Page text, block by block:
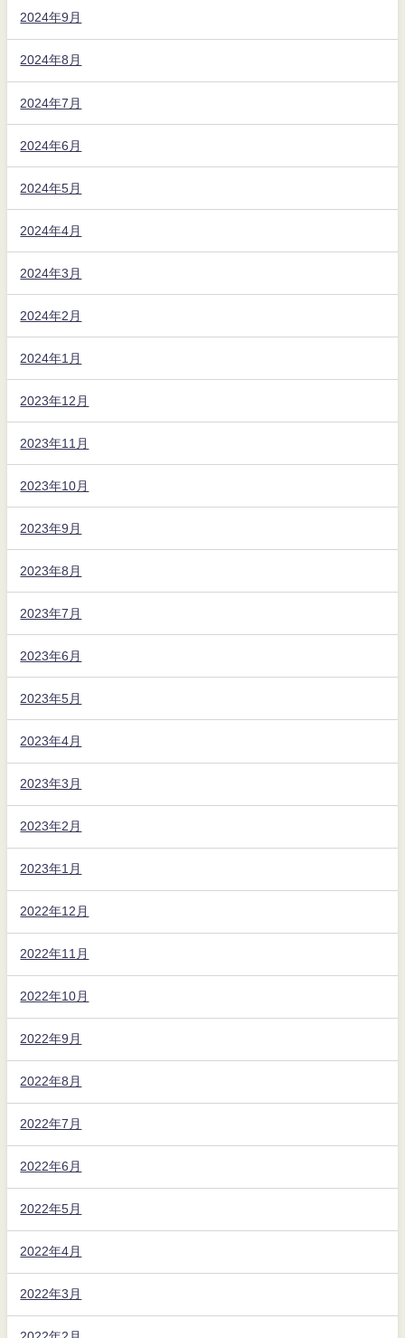
2024年9月
2024年8月
2024年7月
2024年6月
2024年5月
2024年4月
2024年3月
2024年2月
2024年1月
2023年12月
2023年11月
2023年10月
2023年9月
2023年8月
2023年7月
2023年6月
2023年5月
2023年4月
2023年3月
2023年2月
2023年1月
2022年12月
2022年11月
2022年10月
2022年9月
2022年8月
2022年7月
2022年6月
2022年5月
2022年4月
2022年3月